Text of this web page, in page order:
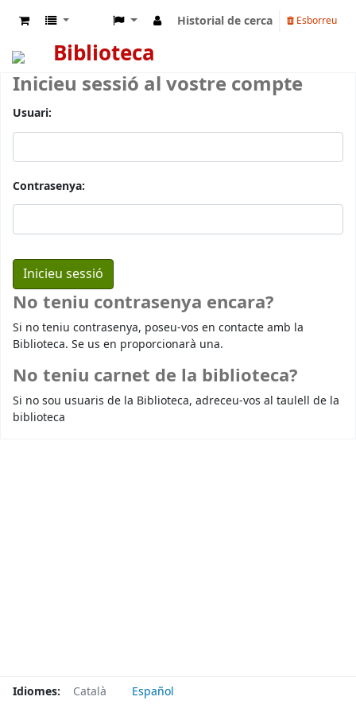
Historial de cerca Esborreu
Biblioteca
Inicieu sessió al vostre compte
Usuari:
Contrasenya:
No teniu contrasenya encara?
Si no teniu contrasenya, poseu-vos en contacte amb la
Biblioteca. Se us en proporcionarà una.
No teniu carnet de la biblioteca?
Si no sou usuaris de la Biblioteca, adreceu-vos al taulell de la
biblioteca
Idiomes: Català Español